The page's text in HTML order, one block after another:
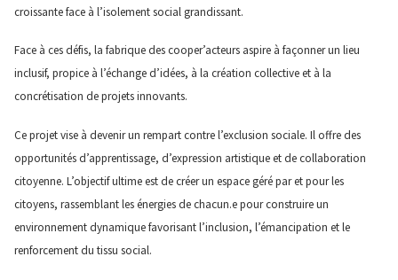
croissante face à l’isolement social grandissant.
Face à ces défis, la fabrique des cooper’acteurs aspire à façonner un lieu
inclusif, propice à l’échange d’idées, à la création collective et à la
concrétisation de projets innovants.
Ce projet vise à devenir un rempart contre l’exclusion sociale. Il offre des
opportunités d’apprentissage, d’expression artistique et de collaboration
citoyenne. L’objectif ultime est de créer un espace géré par et pour les
citoyens, rassemblant les énergies de chacun.e pour construire un
environnement dynamique favorisant l’inclusion, l’émancipation et le
renforcement du tissu social.